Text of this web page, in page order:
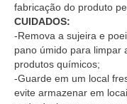
fabricação do produto
CUIDADOS:
-Remova a sujeira e
pano úmido para limpar
produtos químicos;
-Guarde em um local
evite armazenar em